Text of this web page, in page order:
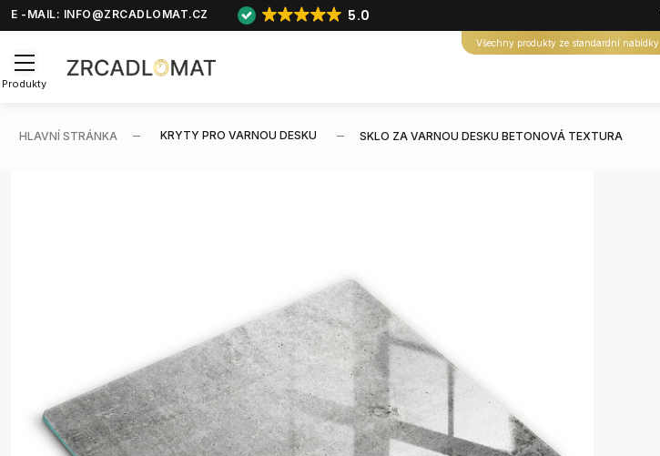
E -MAIL: INFO@ZRCADLOMAT.CZ 5.0
Všechny produkty ze standardní nabídky
Produkty
HLAVNÍ STRÁNKA KRYTY PRO VARNOU DESKU SKLO ZA VARNOU DESKU BETONOVÁ TEXTURA